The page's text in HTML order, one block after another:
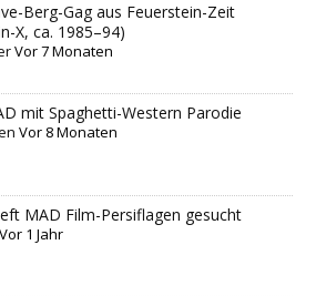
Berg-Gag aus Feuerstein-Zeit
X, ca. 1985–94)
Vor 7 Monaten
mit Spaghetti-Western Parodie
Vor 8 Monaten
MAD Film-Persiflagen gesucht
Vor 1 Jahr